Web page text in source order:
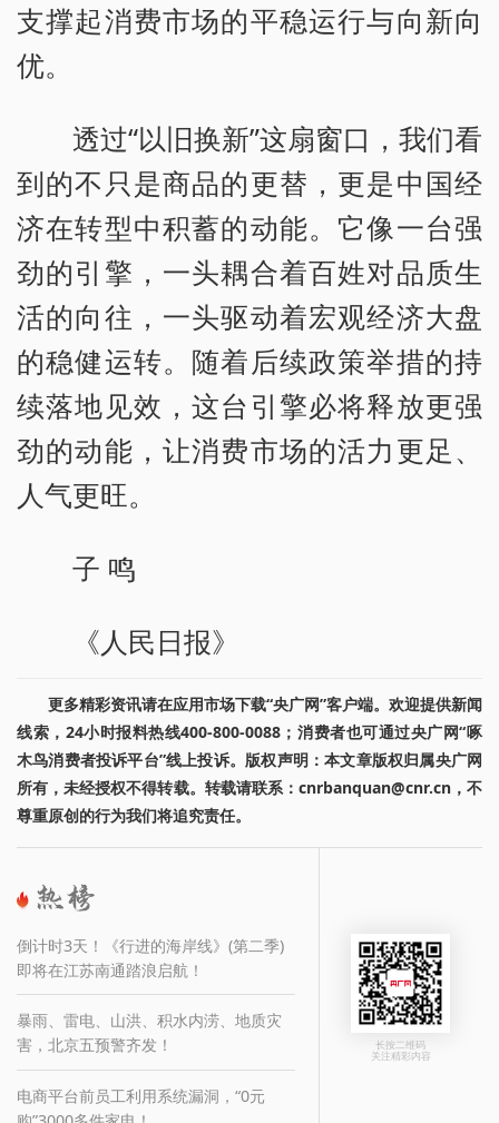
支撑起消费市场的平稳运行与向新向
优。
透过“以旧换新”这扇窗口，我们看
到的不只是商品的更替，更是中国经
济在转型中积蓄的动能。它像一台强
劲的引擎，一头耦合着百姓对品质生
活的向往，一头驱动着宏观经济大盘
的稳健运转。随着后续政策举措的持
续落地见效，这台引擎必将释放更强
劲的动能，让消费市场的活力更足、
人气更旺。
子 鸣
《人民日报》
更多精彩资讯请在应用市场下载“央广网”客户端。欢迎提供新闻
线索，24小时报料热线400-800-0088；消费者也可通过央广网“啄
木鸟消费者投诉平台”线上投诉。版权声明：本文章版权归属央广网
所有，未经授权不得转载。转载请联系：cnrbanquan@cnr.cn，不
尊重原创的行为我们将追究责任。
倒计时3天！《行进的海岸线》(第二季)
即将在江苏南通踏浪启航！
暴雨、雷电、山洪、积水内涝、地质灾
害，北京五预警齐发！
电商平台前员工利用系统漏洞，“0元
长按二维码
关注精彩内容